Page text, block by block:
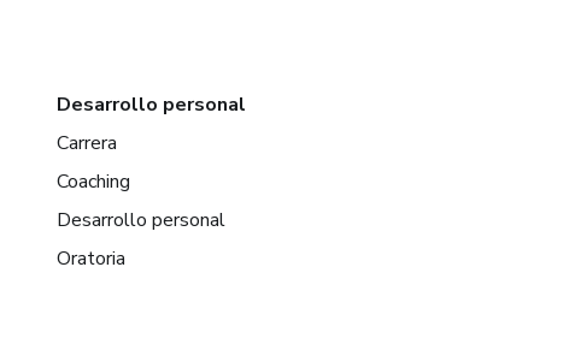
Desarrollo personal
Carrera
Coaching
Desarrollo personal
Oratoria